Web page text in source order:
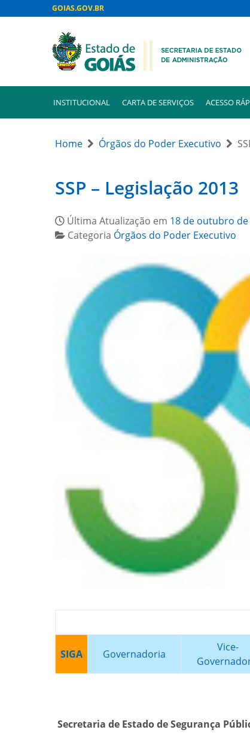
GOIAS.GOV.BR
INSTITUCIONAL CARTA DE SERVIÇOS ACESSO
Home Órgãos do Poder Executivo
SSP – Legislação 2013
Última Atualização em 18 de outubro de
Categoria Órgãos do Poder Executivo
SIGA Governadoria
Vice-
Secretaria de Estado de Segurança